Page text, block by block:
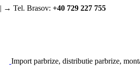
| → Tel. Brasov: +40 729 227 755
Import parbrize, distributie parbrize,